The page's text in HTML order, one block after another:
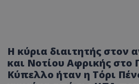
Η κύρια διαιτητής στον
και Νοτίου Αφρικής στο
Κύπελλο ήταν η Τόρι